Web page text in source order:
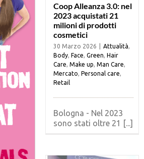
Coop Alleanza 3.0: nel
2023 acquistati 21
milioni di prodotti
cosmetici
30 Marzo 2026 Attualità
Body, Face Green Hair
Care Make up Man Care
Mercato Personal care
Retail
Bologna - Nel 2023
sono stati oltre 21 [...]